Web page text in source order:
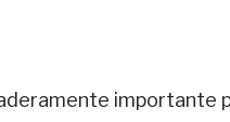
importante